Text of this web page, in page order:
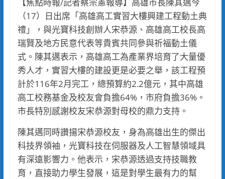
（17）日出席「高雄高工實習大樓興建工程動土典
禮」，與光寶科技創辦人宋恭源、高雄高工校長高
瑞賢及地方民意代表等貴賓共同參與祈福動土儀
式。陳其邁表示，高雄高工為產業界培育了大量優
秀人才，實習大樓的建設更是必要之舉，該工程預
計於116年2月完工，總預算約2.2億元，其中高雄
高工校務基金及校友會負擔64%，市府負擔36%。
市長特別感謝校友宋恭源對母校的鼎力支持。
陳其邁同時讚揚宋恭源校友，身為高雄出生的傑出
科技界領袖，光寶科技在伺服器及人工智慧領域具
有深遠影響力。他表示，宋恭源透過支持技職教
育，直接助力學生發展，這是對學生最有力的幫